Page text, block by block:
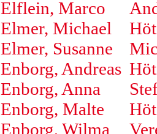
Elflein, Marco
Elmer, Michael
Elmer, Susanne
Enborg, Andreas
Enborg, Anna
Enborg, Malte
Enborg, Wilma